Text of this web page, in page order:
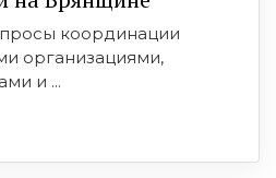
координации
организациями,
и ...